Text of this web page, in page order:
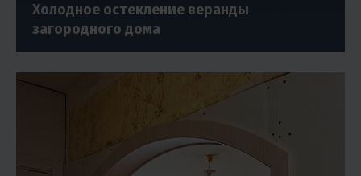
Холодное остекление веранды
загородного дома